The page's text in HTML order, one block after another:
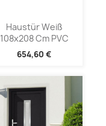
Haustür Weiß
108x208 Cm PVC
654,60 €